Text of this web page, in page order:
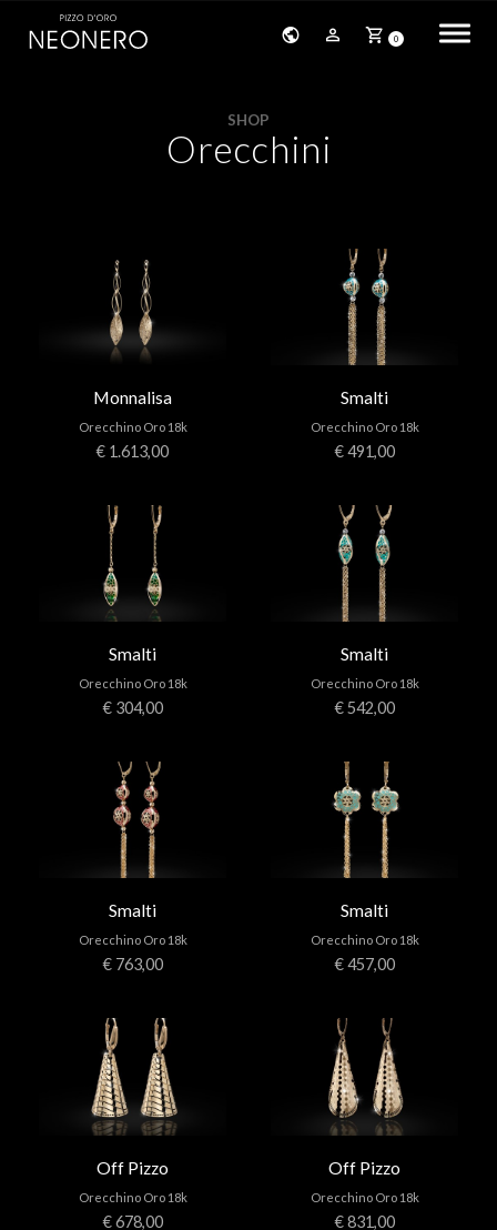
0
BRACCIALI
ORECCHINI
PENDENTI
APPUNTAMENTI
CONTATTI
FACEBOOK
NEWSLETTER
COMPANY INFO
PRIVACY
COOKIES
TERMINI E CONDIZIONI
SHOP
Orecchini
Monnalisa
Orecchino Oro 18k
€ 1.613,00
Smalti
Orecchino Oro 18k
€ 491,00
Smalti
Orecchino Oro 18k
€ 304,00
Smalti
Orecchino Oro 18k
€ 542,00
Smalti
Orecchino Oro 18k
€ 763,00
Smalti
Orecchino Oro 18k
€ 457,00
Off Pizzo
Orecchino Oro 18k
€ 678,00
Off Pizzo
Orecchino Oro 18k
€ 831,00